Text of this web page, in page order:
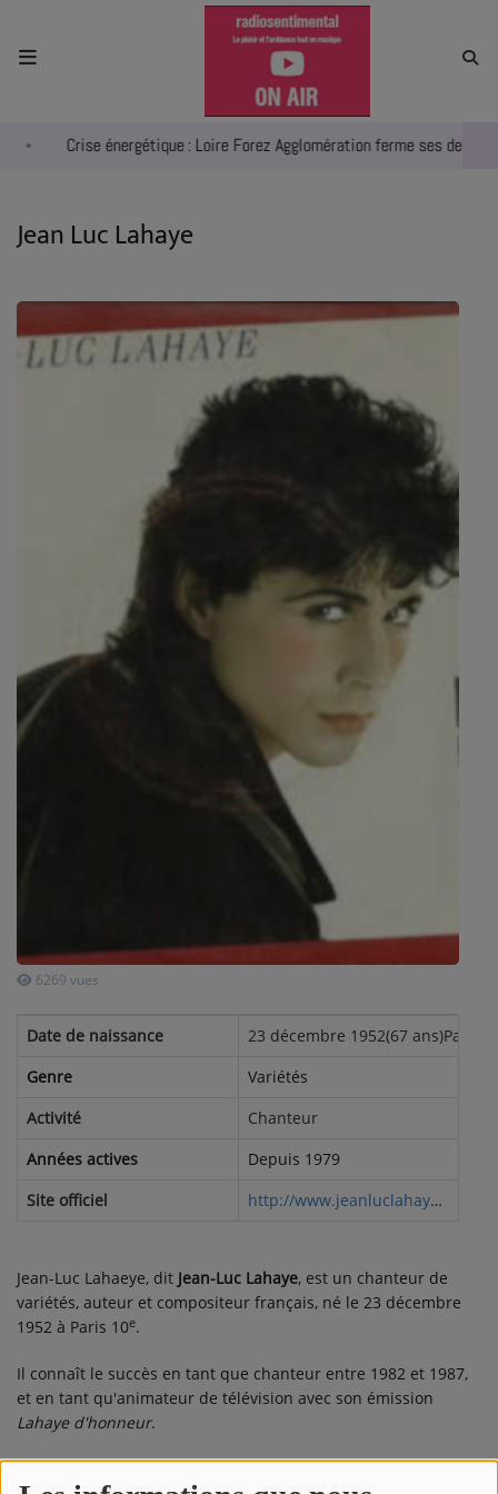
Crise énergétique : Loire Forez Agglomération ferme ses deux
ACTUALITÉS
EMISSIONS
Jean Luc Lahaye
6269 vues
Date de naissance
23 décembre 1952(67 ans)Paris,
Genre
Variétés
Activité
Chanteur
Années actives
Depuis 1979
Site officiel
http://www.jeanluclahaye.fr/
Jean-Luc Lahaeye, dit Jean-Luc Lahaye, est un chanteur de
variétés, auteur et compositeur français, né le 23 décembre
1952 à Paris 10e.
Il connaît le succès en tant que chanteur entre 1982 et 1987,
et en tant qu'animateur de télévision avec son émission
Lahaye d'honneur.
Biographie